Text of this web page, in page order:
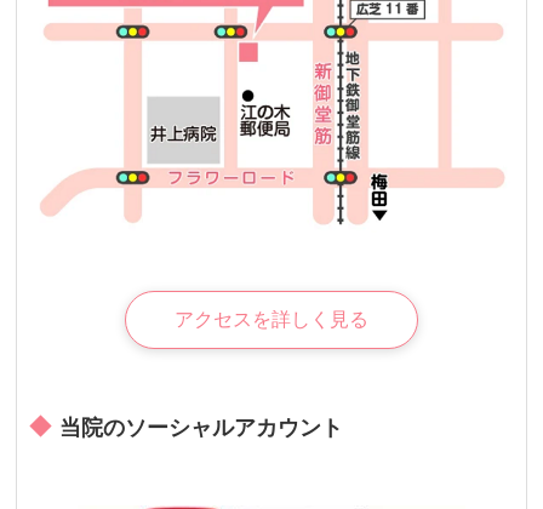
アクセスを詳しく見る
当院のソーシャルアカウント